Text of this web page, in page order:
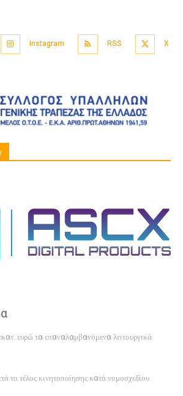
Instagram RSS X
ευρώ τα επαναλαμβανόμενα λειτουργικά
το τέλος κινητοποίησης κατά νομοσχεδίου